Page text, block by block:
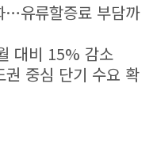
…유류할증료 부담까
대비 15% 감소
중심 단기 수요 확